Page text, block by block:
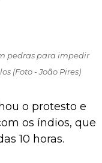
pedras para impedir
(Foto - João Pires)
o protesto e
os índios, que
10 horas.